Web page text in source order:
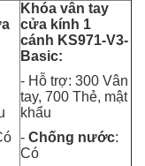
Khóa vân tay
cửa kính 1
cánh KS971-V3-
Basic:
- Hỗ trợ: 300 Vân
tay, 700 Thẻ, mật
khẩu
- Chống nước:
Có